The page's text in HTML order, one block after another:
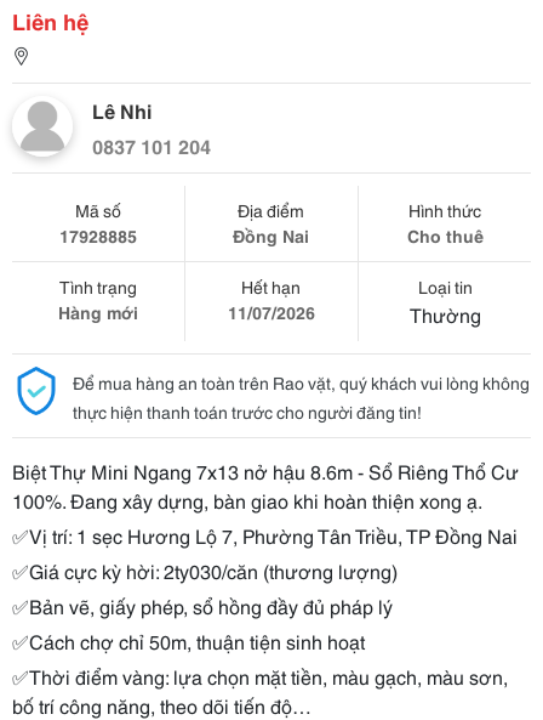
Liên hệ
Lê Nhi
0837 101 204
Mã số
17928885
Địa điểm
Đồng Nai
Hình thức
Cho thuê
Tình trạng
Hàng mới
Hết hạn
11/07/2026
Loại tin
Thường
Để mua hàng an toàn trên Rao vặt, quý khách vui lòng không
thực hiện thanh toán trước cho người đăng tin!
Biệt Thự Mini Ngang 7x13 nở hậu 8.6m - Sổ Riêng Thổ Cư
100%. Đang xây dựng, bàn giao khi hoàn thiện xong ạ.
✅Vị trí: 1 sẹc Hương Lộ 7, Phường Tân Triều, TP Đồng Nai
✅Giá cực kỳ hời: 2ty030/căn (thương lượng)
✅Bản vẽ, giấy phép, sổ hồng đầy đủ pháp lý
✅Cách chợ chỉ 50m, thuận tiện sinh hoạt
✅Thời điểm vàng: lựa chọn mặt tiền, màu gạch, màu sơn,
bố trí công năng, theo dõi tiến độ…